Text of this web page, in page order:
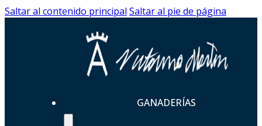
Saltar al contenido principal Saltar al pie de página
GANADERÍAS